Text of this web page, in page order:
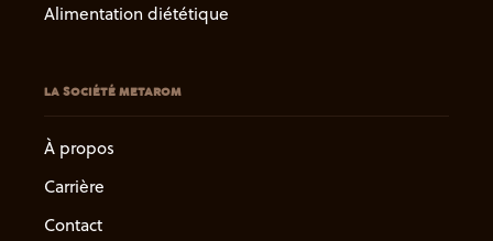
Alimentation diététique
LA SOCIÉTÉ METAROM
À propos
Carrière
Contact